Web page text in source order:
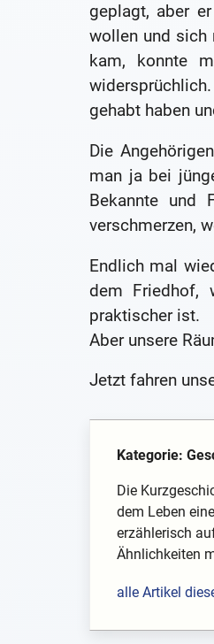
geplagt, aber
wollen und sich
kam, konnte
gehabt haben
Die
man ja bei
Bekannte und
verschmerzen,
Endlich mal
dem Friedhof,
praktischer ist.
Aber unsere
Jetzt fahren
Kategorie:
Die
dem Leben
erzählerisch
Ähnlichkeiten
alle Artikel